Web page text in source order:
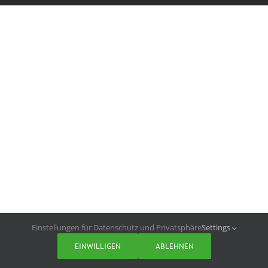
Einstellungen für Datenschutz und PrivatsphäreSettings
EINWILLIGEN ABLEHNEN